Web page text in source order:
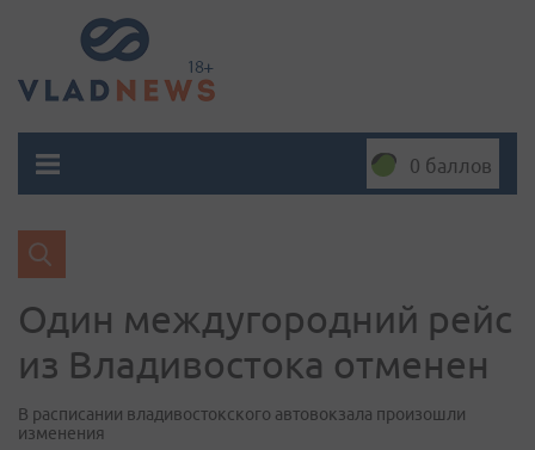
0 баллов
Один междугородний рейс
из Владивостока отменен
В расписании владивостокского автовокзала произошли
изменения